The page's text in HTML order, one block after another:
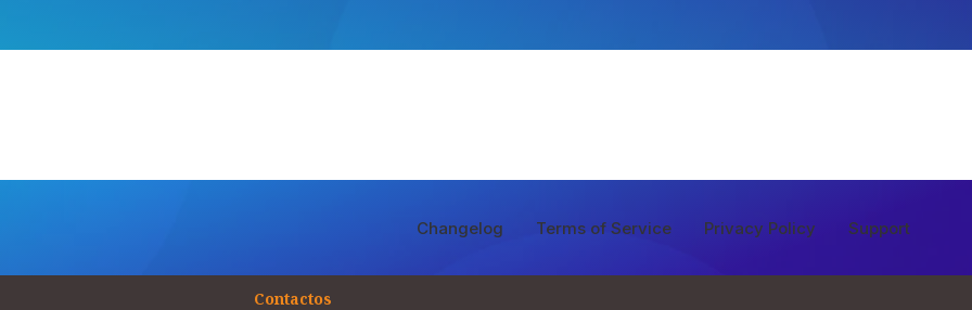
Changelog Terms of Service Privacy Policy Support
Contactos